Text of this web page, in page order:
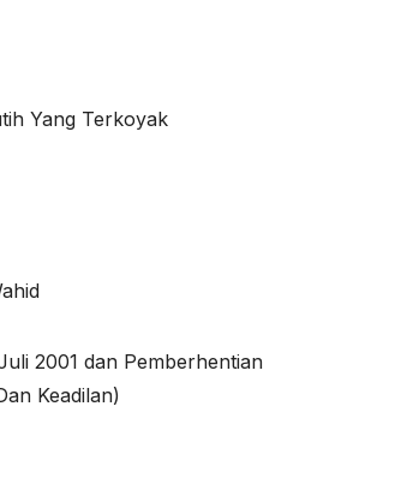
Yang Terkoyak
2001 dan Pemberhentian
Keadilan)